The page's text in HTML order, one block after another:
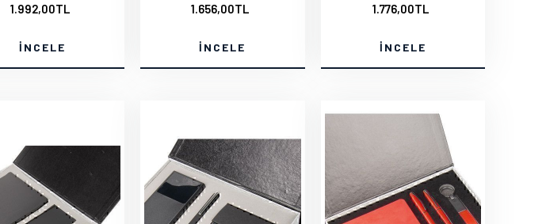
1.992,00TL
İNCELE
1.656,00TL
İNCELE
1.776,00TL
İNCELE